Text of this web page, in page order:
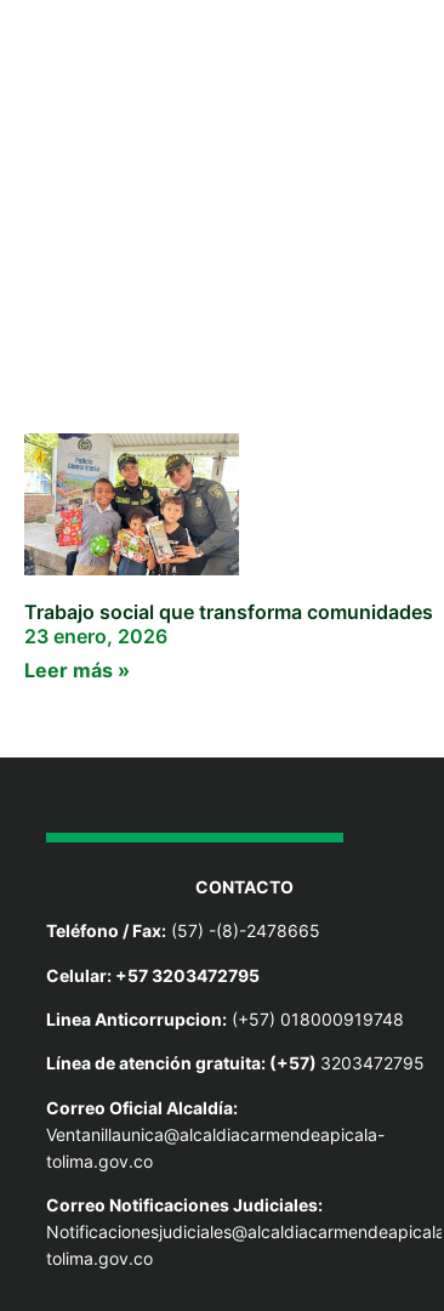
Trabajo social que transforma comunidades
23 enero, 2026
Leer más »
CONTACTO
Teléfono / Fax: (57) -(8)-2478665
Celular: +57 3203472795
Linea Anticorrupcion: (+57) 018000919748
Línea de atención gratuita: (+57) 3203472795
Correo Oficial Alcaldía:
Ventanillaunica@alcaldiacarmendeapicala-
tolima.gov.co
Correo Notificaciones Judiciales:
Notificacionesjudiciales@alcaldiacarmendeapicala-
tolima.gov.co